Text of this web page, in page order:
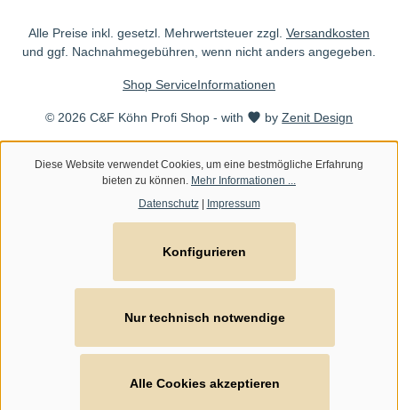
Alle Preise inkl. gesetzl. Mehrwertsteuer zzgl. Versandkosten
und ggf. Nachnahmegebühren, wenn nicht anders angegeben.
© 2026 C&F Köhn Profi Shop - with byZenit Design
Shop ServiceInformationen
Diese Website verwendet Cookies, um eine bestmögliche Erfahrung
bieten zu können. Mehr Informationen ...
Datenschutz| Impressum
Nur technisch notwendige
Konfigurieren
Alle Cookies akzeptieren